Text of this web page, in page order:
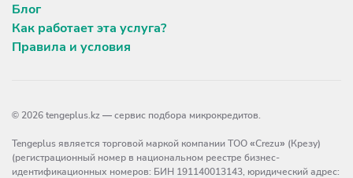
Блог
Как работает эта услуга?
Правила и условия
© 2026 tengeplus.kz — сервис подбора микрокредитов.
Tengeplus является торговой маркой компании ТОО «Crezu» (Крезу)
(регистрационный номер в национальном реестре бизнес-
идентификационных номеров: БИН 191140013143, юридический адрес: